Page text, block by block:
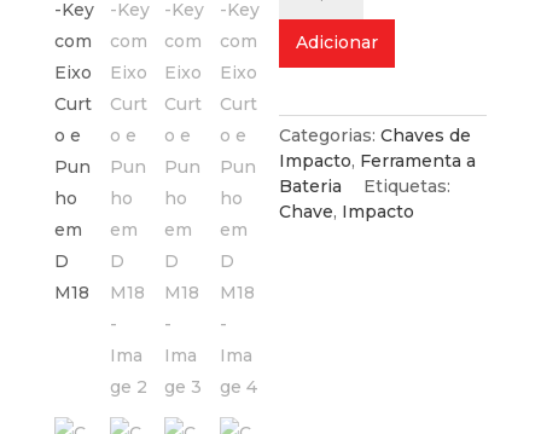
Chave
Alto
Torque
One-
Key
Adicionar
Categorias:Chaves de
Impacto, Ferramenta a
Bateria
Etiquetas:
Chave, Impacto